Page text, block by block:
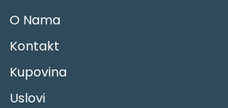
O Nama
Kontakt
Kupovina
Uslovi